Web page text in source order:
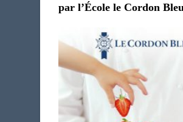
par l’École le Cordon